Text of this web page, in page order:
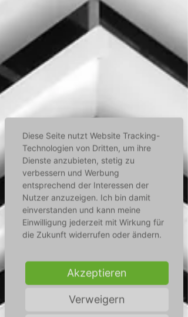
Diese Seite nutzt Website Tracking-
Technologien von Dritten, um ihre
Dienste anzubieten, stetig zu
verbessern und Werbung
entsprechend der Interessen der
Nutzer anzuzeigen. Ich bin damit
einverstanden und kann meine
Einwilligung jederzeit mit Wirkung für
die Zukunft widerrufen oder ändern.
Akzeptieren
Verweigern